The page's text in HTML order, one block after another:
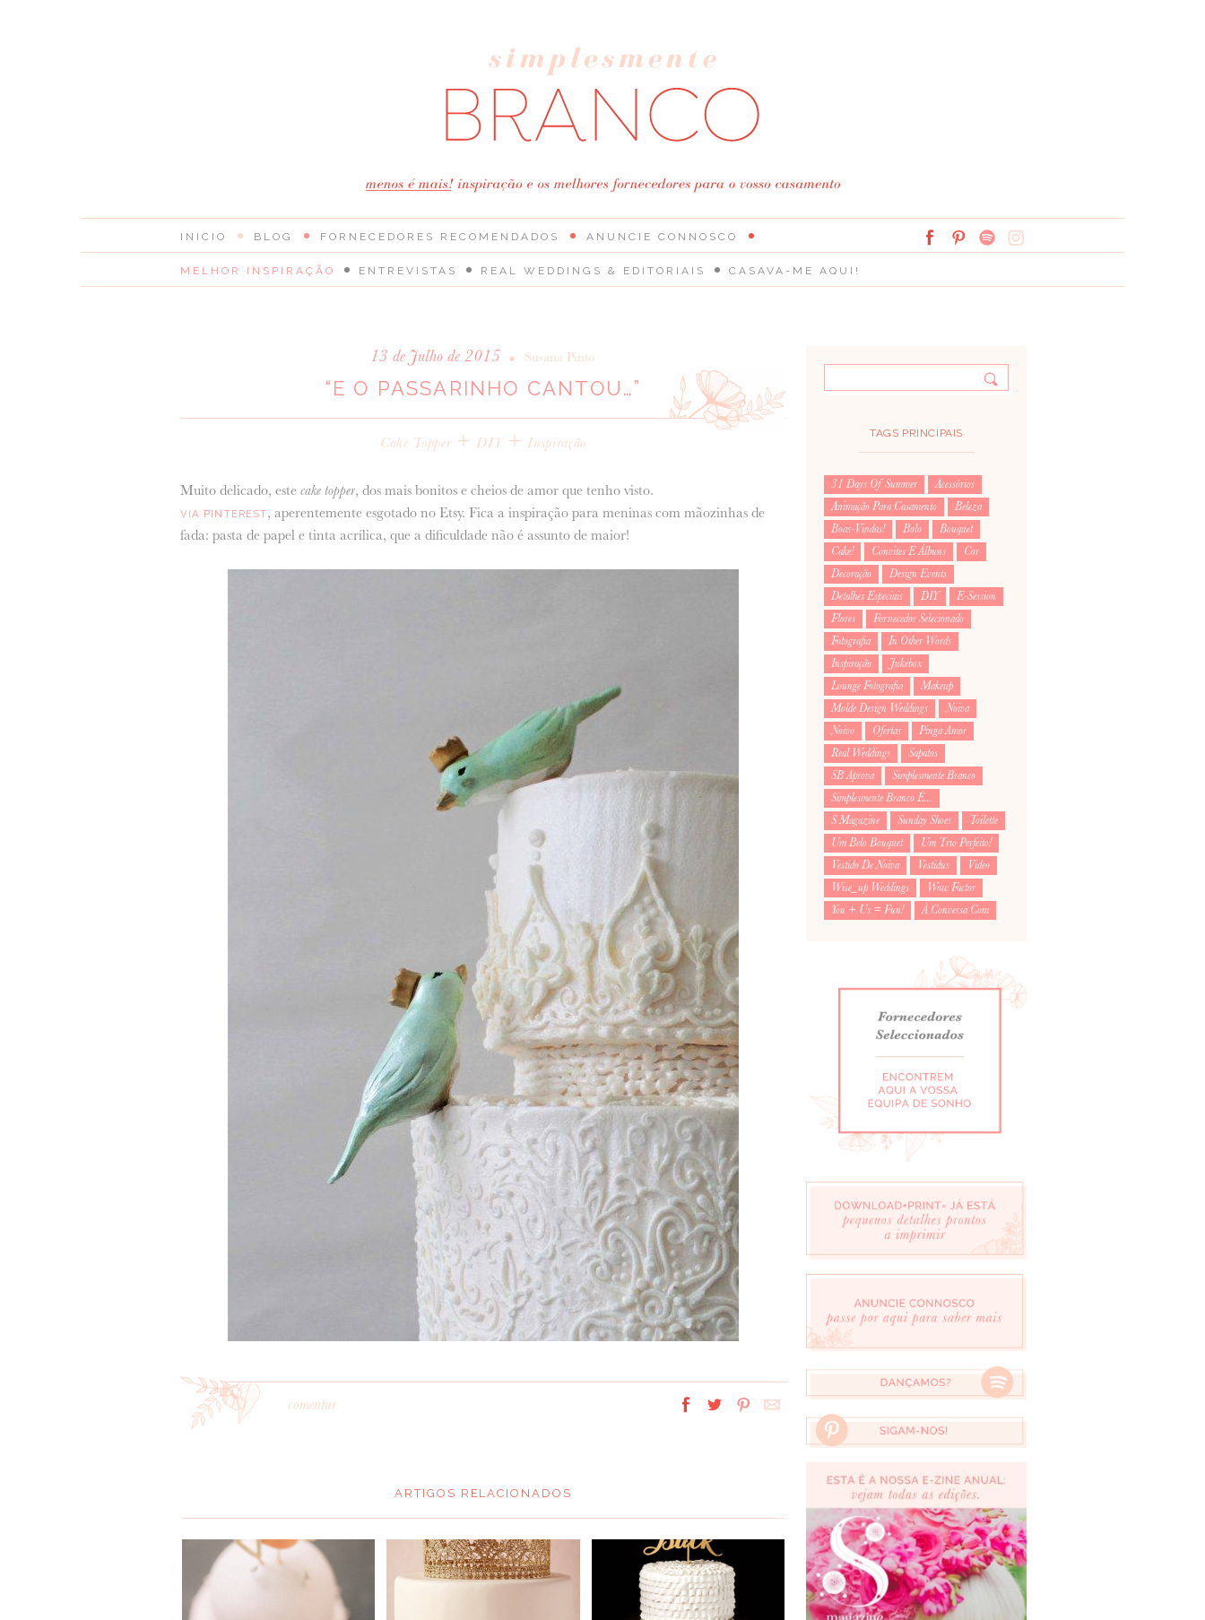
INICIO BLOG
MELHOR INSPIRAÇÃO ENTREVISTAS REAL WEDDINGS & EDITORIAIS CASAVA-ME AQUI!
FORNECEDORES RECOMENDADOS ANUNCIE CONNOSCO
13 de Julho de 2015 • Susana Pinto
“E O PASSARINHO CANTOU…”
Cake Topper +DIY+Inspiração
Muito delicado, este cake topper, dos mais bonitos e cheios de amor que tenho visto.
VIA PINTEREST, aperentemente esgotado no Etsy. Fica a inspiração para meninas com mãozinhas de
fada: pasta de papel e tinta acrílica, que a dificuldade não é assunto de maior!
comentar
ARTIGOS RELACIONADOS
TAGS PRINCIPAIS
31 Days Of Summer
Acessórios
Animação Para Casamento
Beleza
Boas-Vindas!
Bolo
Bouquet
Cake!
Convites E Álbuns
Cor
Decoração
Design Events
Detalhes Especiais
DIY
E-Session
Flores
Fornecedor Selecionado
Fotografia
In Other Words
Inspiração
Jukebox
Lounge Fotografia
Makeup
Molde Design Weddings
Noiva
Noivo
Ofertas
Pinga Amor
Real Weddings
Sapatos
SB Aprova
Simplesmente Branco
Simplesmente Branco É...
S Magazine
Sunday Shoes
Toilette
Um Belo Bouquet
Um Trio Perfeito!
Vestido De Noiva
Vestidus
Video
Wise_up Weddings
Wow Factor
You + Us = Fun!
À Conversa Com